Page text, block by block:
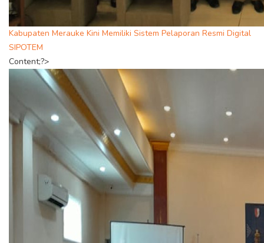
Kabupaten Merauke Kini Memiliki Sistem Pelaporan Resmi Digital
SIPOTEM
Content;?>